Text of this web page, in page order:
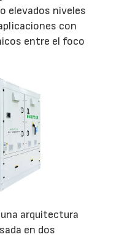
elevados niveles
con
entre el foco
arquitectura
en dos